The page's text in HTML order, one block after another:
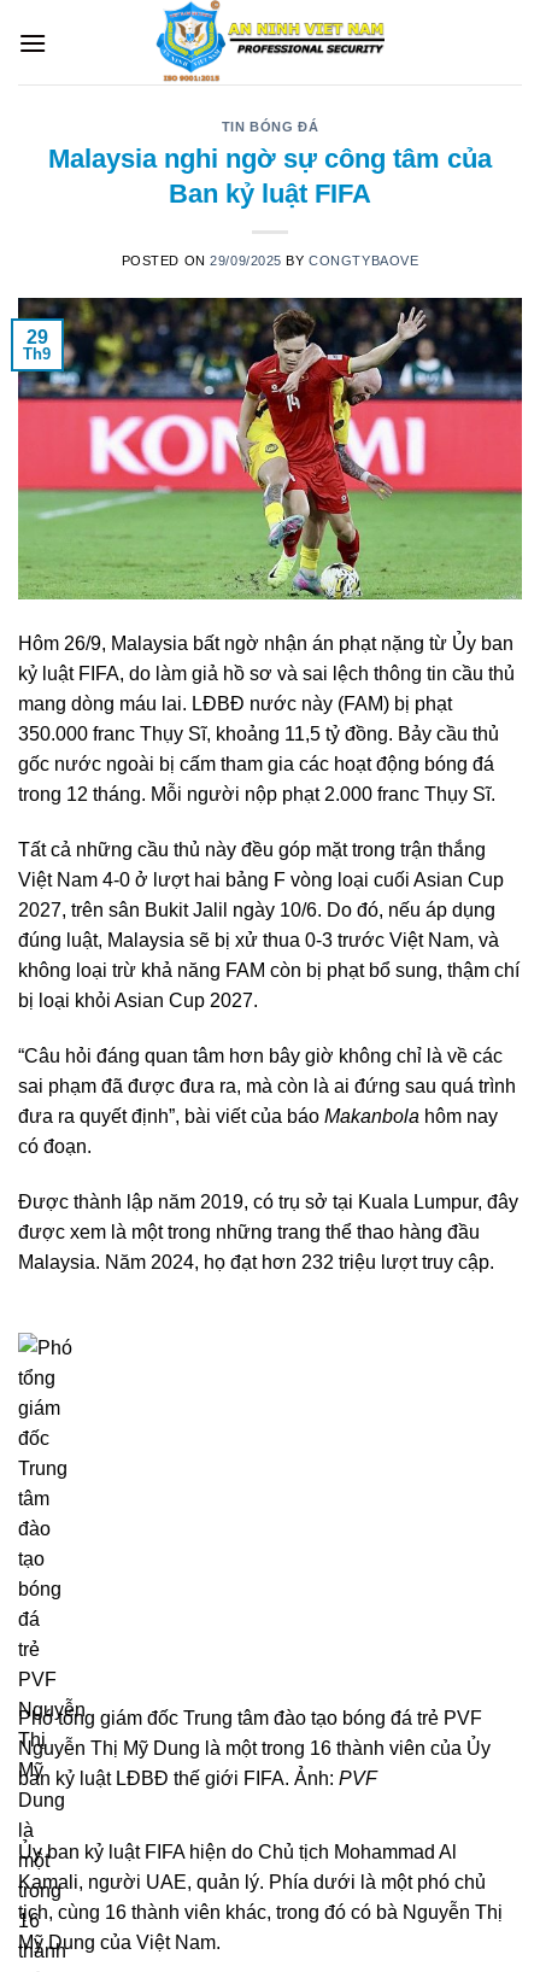
TIN BÓNG ĐÁ
Malaysia nghi ngờ sự công tâm của
Ban kỷ luật FIFA
POSTED ON29/09/2025 BYCONGTYBAOVE
29
Th9
Hôm 26/9, Malaysia bất ngờ nhận án phạt nặng từ Ủy ban
kỷ luật FIFA, do làm giả hồ sơ và sai lệch thông tin cầu thủ
mang dòng máu lai. LĐBĐ nước này (FAM) bị phạt
350.000 franc Thụy Sĩ, khoảng 11,5 tỷ đồng. Bảy cầu thủ
gốc nước ngoài bị cấm tham gia các hoạt động bóng đá
trong 12 tháng. Mỗi người nộp phạt 2.000 franc Thụy Sĩ.
Tất cả những cầu thủ này đều góp mặt trong trận thắng
Việt Nam 4-0 ở lượt hai bảng F vòng loại cuối Asian Cup
2027, trên sân Bukit Jalil ngày 10/6. Do đó, nếu áp dụng
đúng luật, Malaysia sẽ bị xử thua 0-3 trước Việt Nam, và
không loại trừ khả năng FAM còn bị phạt bổ sung, thậm chí
bị loại khỏi Asian Cup 2027.
“Câu hỏi đáng quan tâm hơn bây giờ không chỉ là về các
sai phạm đã được đưa ra, mà còn là ai đứng sau quá trình
đưa ra quyết định”, bài viết của báo Makanbola hôm nay
có đoạn.
Được thành lập năm 2019, có trụ sở tại Kuala Lumpur, đây
được xem là một trong những trang thể thao hàng đầu
Malaysia. Năm 2024, họ đạt hơn 232 triệu lượt truy cập.
Phó tổng giám đốc Trung tâm đào tạo bóng đá trẻ PVF
Nguyễn Thị Mỹ Dung là một trong 16 thành viên của Ủy
ban kỷ luật LĐBĐ thế giới FIFA. Ảnh: PVF
Ủy ban kỷ luật FIFA hiện do Chủ tịch Mohammad Al
Kamali, người UAE, quản lý. Phía dưới là một phó chủ
tịch, cùng 16 thành viên khác, trong đó có bà Nguyễn Thị
Mỹ Dung của Việt Nam.